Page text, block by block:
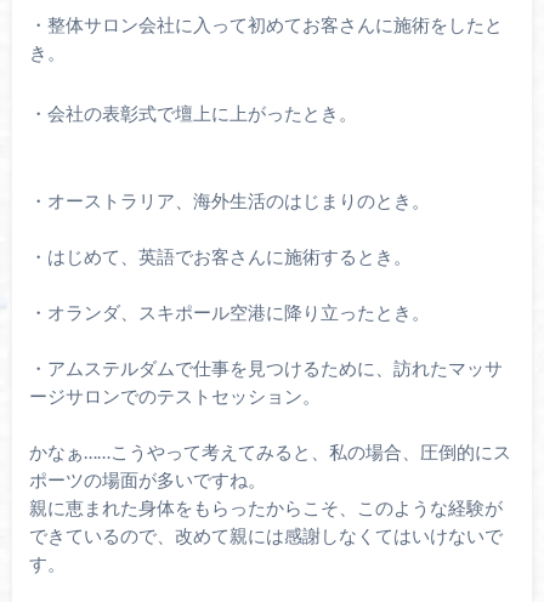
・整体サロン会社に入って初めてお客さんに施術をしたと
き。
・会社の表彰式で壇上に上がったとき。
・オーストラリア、海外生活のはじまりのとき。
・はじめて、英語でお客さんに施術するとき。
・オランダ、スキポール空港に降り立ったとき。
・アムステルダムで仕事を見つけるために、訪れたマッサ
ージサロンでのテストセッション。
かなぁ……こうやって考えてみると、私の場合、圧倒的にス
ポーツの場面が多いですね。
親に恵まれた身体をもらったからこそ、このような経験が
できているので、改めて親には感謝しなくてはいけないで
す。